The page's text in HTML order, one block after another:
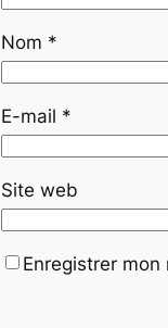
Nom *
E-mail *
Site web
Enregistrer